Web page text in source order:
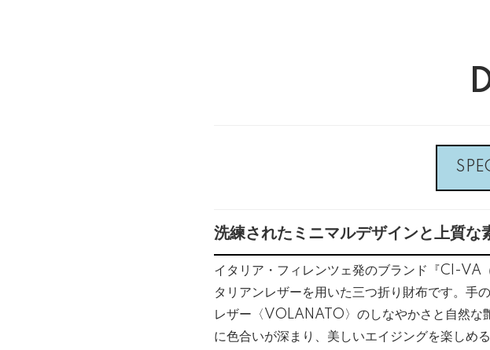
洗練されたミニマルデザインと上質な
イタリア・フィレンツェ発のブランド『CI-
タリアンレザーを用いた三つ折り財布です。手
レザー〈VOLANATO〉のしなやかさと自然な
に色合いが深まり、美しいエイジングを楽しめ